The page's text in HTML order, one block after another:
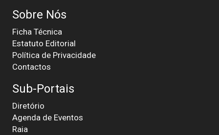
Sobre Nós
Ficha Técnica
Estatuto Editorial
Política de Privacidade
Contactos
Sub-Portais
Diretório
Agenda de Eventos
Raia